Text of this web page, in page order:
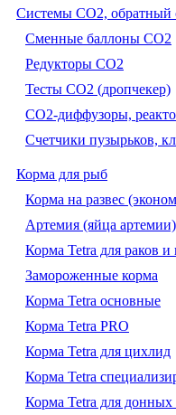
Системы CO2, обратный
Сменные баллоны СО2
Редукторы СО2
Тесты CO2 (дропчекер)
СО2-диффузоры,
Счетчики пузырьков,
Корма для рыб
Корма на развес
Артемия (яйца артемии)
Корма Tetra для раков и
Замороженные корма
Корма Tetra основные
Корма Tetra PRO
Корма Tetra для цихлид
Корма Tetra
Корма Tetra для